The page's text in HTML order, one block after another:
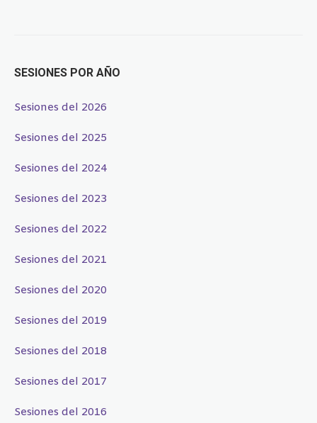
SESIONES POR AÑO
Sesiones del 2026
Sesiones del 2025
Sesiones del 2024
Sesiones del 2023
Sesiones del 2022
Sesiones del 2021
Sesiones del 2020
Sesiones del 2019
Sesiones del 2018
Sesiones del 2017
Sesiones del 2016